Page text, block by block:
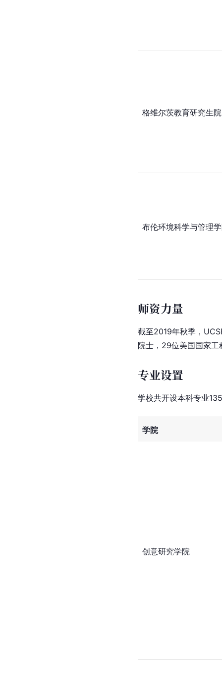
格维尔茨教育研究生院
布伦环境科学与管理
师资力量
截至2019年秋季，
院士，29位美国国家工
专业设置
学校共开设本科专业
学院
创意研究学院